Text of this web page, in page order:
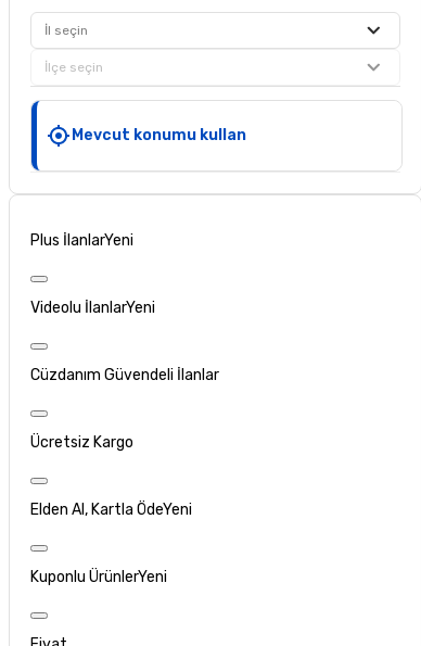
İl seçin
İlçe seçin
Mevcut konumu kullan
Plus İlanlarYeni
Videolu İlanlarYeni
Cüzdanım Güvendeli İlanlar
Ücretsiz Kargo
Elden Al, Kartla ÖdeYeni
Kuponlu ÜrünlerYeni